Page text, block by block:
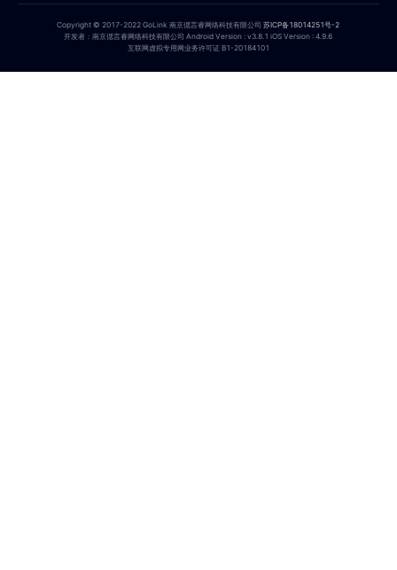
Copyright © 2017-2022 GoLink 南京偲言睿网络科技有限公司苏ICP备18014251号-2
开发者：南京偲言睿网络科技有限公司 Android Version : v3.8.1 iOS Version : 4.9.6
互联网虚拟专用网业务许可证 B1-20184101